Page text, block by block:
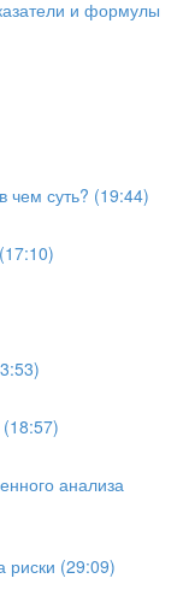
и формулы
чем суть? (19:44)
(18:57)
анализа
риски (29:09)